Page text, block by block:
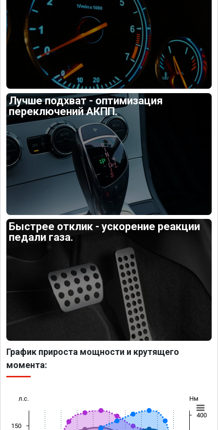
Лучше подхват - оптимизация
переключений АКПП.
Быстрее отклик - ускорение реакции
педали газа.
График прироста мощности и крутящего
момента:
л.с. Нм
150
400